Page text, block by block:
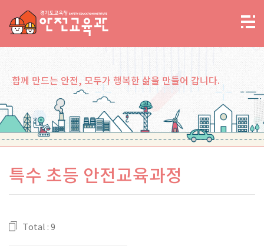
함께 만드는 안전, 모두가 행복한 삶을 만들어 갑니다.
특수 초등 안전교육과정
Total : 9